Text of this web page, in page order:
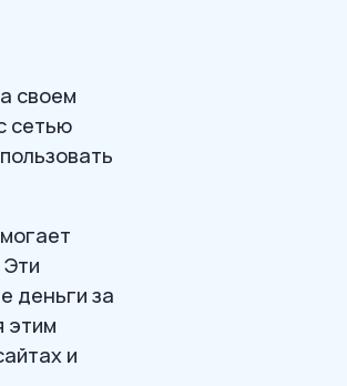
своем
сетью
Эти
деньги за
этим
и